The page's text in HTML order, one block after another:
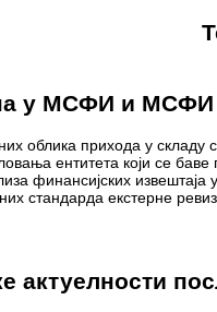
у МСФИ и
облика прихода у
ентитета који се
финансијских
екстерне
aктуелности